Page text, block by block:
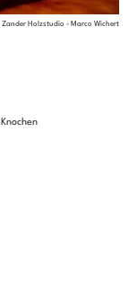
Zander Holzstudio - Marco Wichert